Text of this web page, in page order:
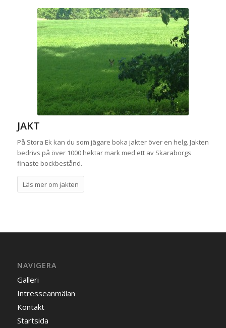
JAKT
På Stora Ek kan du som jägare boka jakter över en helg. Jakten
bedrivs på över 1000 hektar mark med ett av Skaraborgs
finaste bockbestånd.
Läs mer om jakten
NAVIGERA
Galleri
Intresseanmälan
Kontakt
Startsida